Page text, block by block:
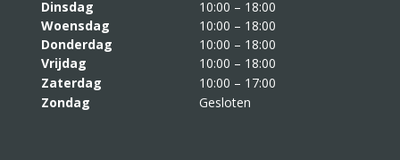
Dinsdag
10:00 – 18:00
Woensdag
10:00 – 18:00
Donderdag
10:00 – 18:00
Vrijdag
10:00 – 18:00
Zaterdag
10:00 – 17:00
Zondag
Gesloten